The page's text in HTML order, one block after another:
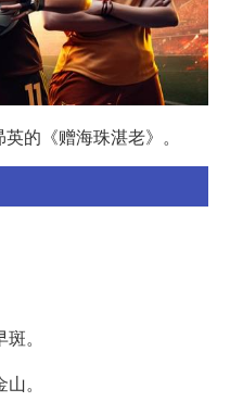
的《赠海珠湛老》。
。
。